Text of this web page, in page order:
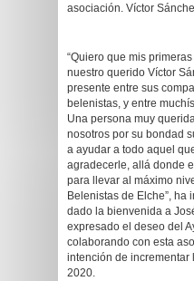
asociación. Víctor
“Quiero que mis
nuestro querido Víctor
presente entre sus
belenistas, y entre
Una persona muy
nosotros por su bondad
a ayudar a todo aquel
agradecerle, allá donde
para llevar al máximo
Belenistas de Elche”,
dado la bienvenida a
expresado el deseo del
colaborando con esta
intención de
2020.